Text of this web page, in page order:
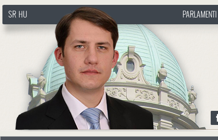
http://www.pasztorbalint.rs/hu
SR HU